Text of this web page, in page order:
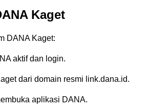
Kaget
DANA Kaget:
aktif dan login.
dari domain resmi link.dana.id.
aplikasi DANA.